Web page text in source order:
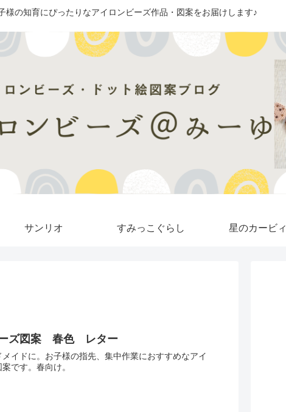
様の知育にぴったりなアイロンビーズ作品・図案をお届けします♪
サンリオ すみっこぐらし 星のカービィ
ーズ図案 春色 レター
イドに。お子様の指先、集中作業におすすめなアイ
です。春向け。